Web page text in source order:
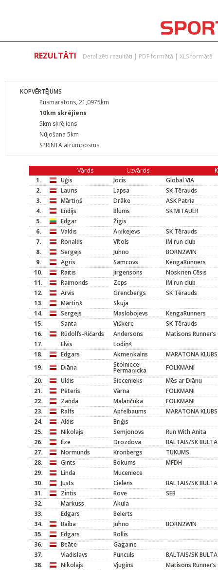
REZULTĀTI Detalizēti rezultāti | PDF formātā | XLS formātā
KOPVĒRTĒJUMS
Pusmaratons, 21,0975km
10km skrējiens
5km skrējiens
Nūjošana 5km
SPRINTA ātrumposms
Vārds Uzvārds
1.
Uģis Jocis
Global VIA
2.
Lauris Lapsa
SK Tērauds
3.
Mārtiņš Drāke
ASK Patria
4.
Endijs Blūms
SK MITAUER
5.
Edgar
Žigis
6.
Valdis Aņikejevs
SK Tērauds
7.
Ronalds Vītols
IM run club
8.
Sergejs Juhno
BORN2WIN
9.
Agris Samcovs
KengaRunners
10.
Raitis Jirgensons
Noskrien Cēsis
11.
Raimonds Zeps
IM run club
12.
Arvis Grencbergs
SK Tērauds
13.
Mārtiņš
Skuja
14.
Sergejs Maslobojevs
KengaRunners
15.
Santa Višķere
SK Tērauds
16.
Rūdolfs-Ričards Andersons
Matisons Runner’s
17.
Elvis
Lodiņš
18.
Edgars Akmeņkalns
MARATONA KLUBS
19.
Diāna Stolniece-
Permaņicka
FOLKMAŅI
20.
Uldis Siecenieks
Mēs ar Diānu
21.
Pēteris Vārna
FOLKMAŅI
22.
Zanda Malančuka
FOLKMAŅI
23.
Ralfs Apfelbaums
MARATONA KLUBS
24.
Aldis
Briģis
25.
Nikolajs Semjonovs
Run With Anita
26.
Ilze Drozdova
BALTAIS/SK BULTA
27.
Normunds Kronbergs
TUKUMS
28.
Gints Bokums
MFDH
29.
Linda
Muceniece
30.
Justs Cielēns
BALTAIS/SK BULTA
31.
Zintis Rove
SEB
32.
Markuss
Akula
33.
Edgars
Belerts
34.
Baiba Juhno
BORN2WIN
35.
Edgars
Rollis
36.
Beāte
Gagaine
37.
Vladislavs Punculs
BALTAIS/SK BULTA
38.
Nikolajs Vjugins
Matisons Runner’s